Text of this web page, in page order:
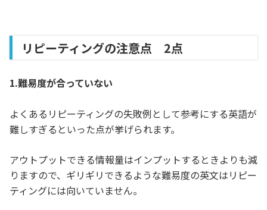
リピーティングの注意点 2点
1.難易度が合っていない
よくあるリピーティングの失敗例として参考にする英語が
難しすぎるといった点が挙げられます。
アウトプットできる情報量はインプットするときよりも減
りますので、ギリギリできるような難易度の英文はリピー
ティングには向いていません。